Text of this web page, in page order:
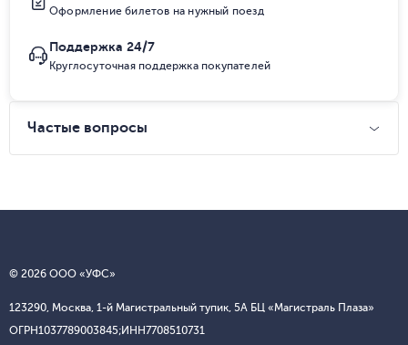
Оформление билетов на нужный поезд
Поддержка 24/7
Круглосуточная поддержка покупателей
Частые вопросы
© 2026 ООО «УФС»
123290, Москва, 1-й Магистральный тупик, 5А БЦ «Магистраль Плаза»
ОГРН1037789003845;ИНН7708510731